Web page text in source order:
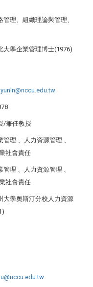
管理、組織理論與管理、
大學企業管理博士(1976)
/兼任教授
管理 、人力資源管理 、
社會責任
管理 、人力資源管理 、
社會責任
大學奧斯汀分校人力資源